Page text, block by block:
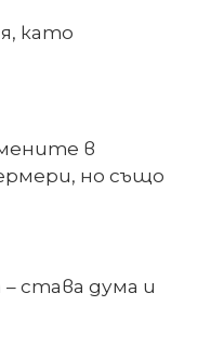
като
в
но също
става дума и